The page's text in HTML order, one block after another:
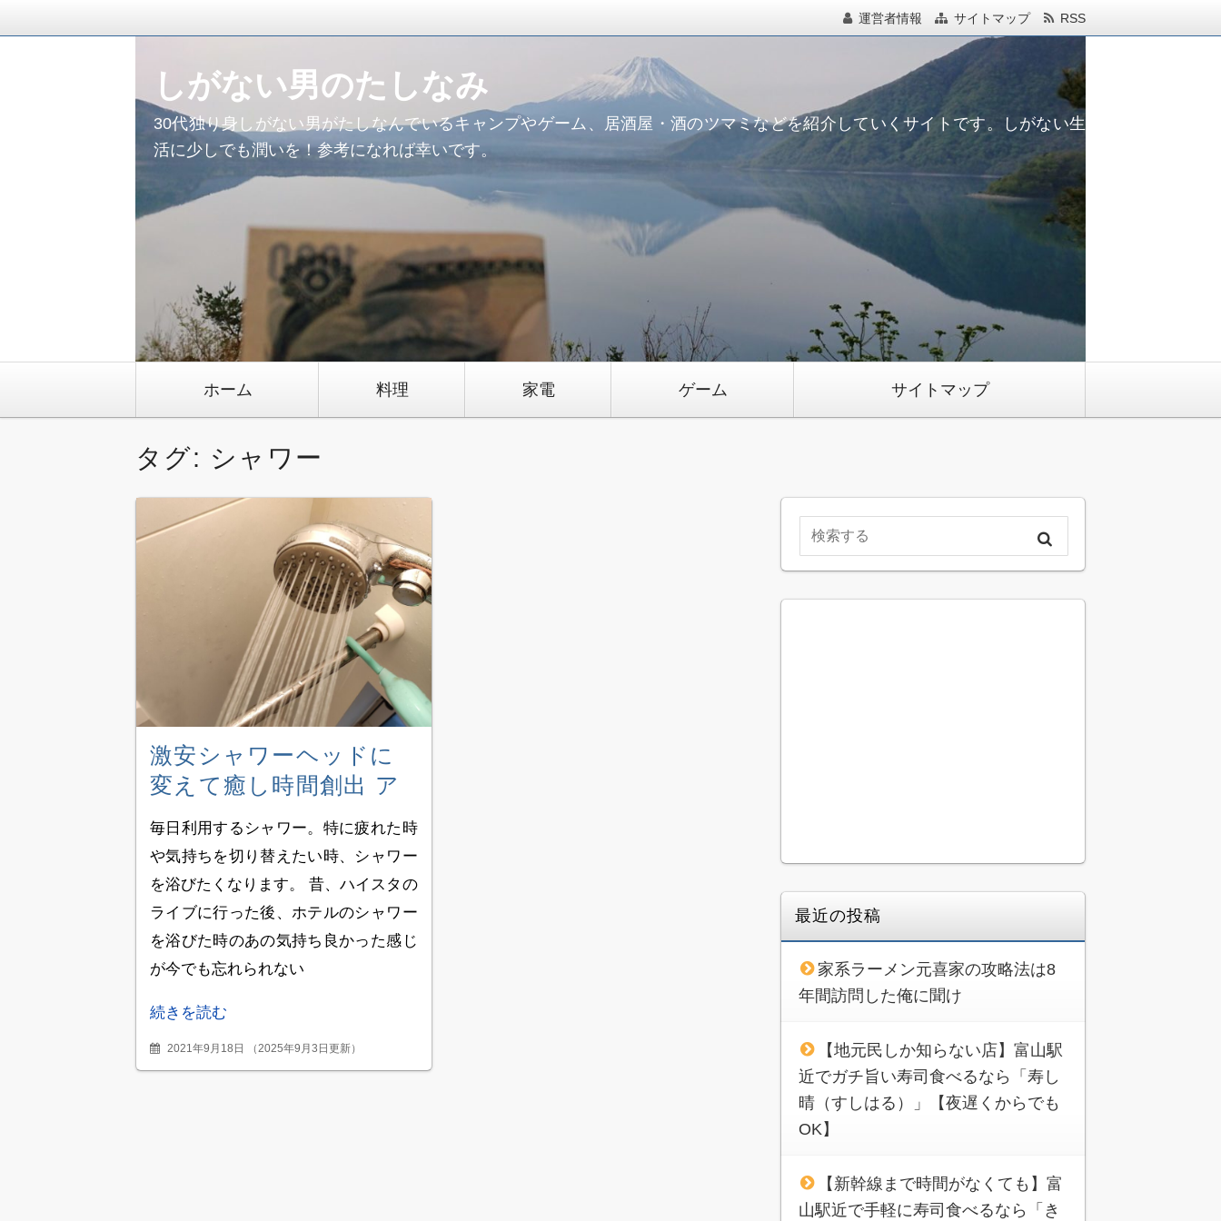
運営者情報 サイトマップ RSS
しがない男のたしなみ
30代独り身しがない男がたしなんでいるキャンプやゲーム、居酒屋・酒のツマミなどを紹介していくサイトです。しがない生
活に少しでも潤いを！参考になれば幸いです。
テ
ホーム 料理 家電 ゲーム サイトマップ
タグ: シャワー
激安シャワーヘッドに
変えて癒し時間創出 ア
パートのシャワーヘッ
ドは今すぐ変えよう
毎日利用するシャワー。特に疲れた時
や気持ちを切り替えたい時、シャワー
を浴びたくなります。 昔、ハイスタの
ライブに行った後、ホテルのシャワー
を浴びた時のあの気持ち良かった感じ
が今でも忘れられない
続きを読む
2021年9月18日 （ 2025年9月3日更新）
最近の投稿
家系ラーメン元喜家の攻略法は8
年間訪問した俺に聞け
【地元民しか知らない店】富山駅
近でガチ旨い寿司食べるなら「寿し
晴（すしはる）」【夜遅くからでも
OK】
【新幹線まで時間がなくても】富
山駅近で手軽に寿司食べるなら「き